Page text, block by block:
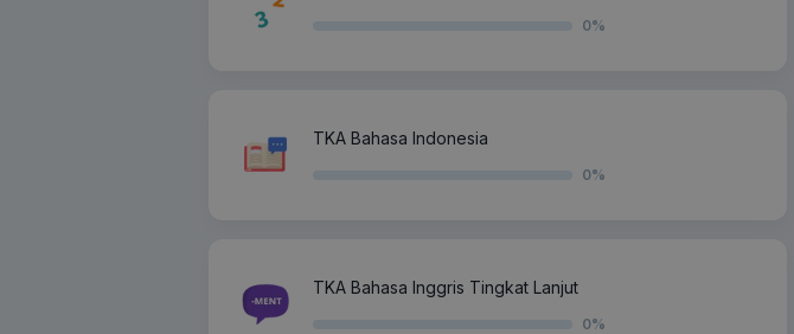
0%
TKA Bahasa Indonesia
0%
TKA Bahasa Inggris Tingkat Lanjut
0%